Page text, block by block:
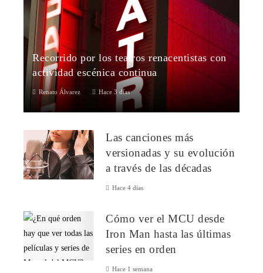
Recorrido por los teatros renacentistas con
actividad escénica continua
Renato Álvarez Hace 3 días
La trayectoria del teatro occidental se halla profundamente
continente europeo...
Las canciones más
versionadas y su evolución
a través de las décadas
Hace 4 días
Cómo ver el MCU desde
Iron Man hasta las últimas
series en orden
Hace 1 semana